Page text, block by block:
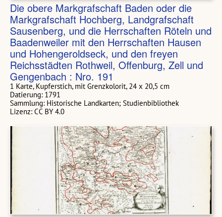
Die obere Markgrafschaft Baden oder die
Markgrafschaft Hochberg, Landgrafschaft
Sausenberg, und die Herrschaften Röteln und
Baadenweiler mit den Herrschaften Hausen
und Hohengeroldseck, und den freyen
Reichsstädten Rothweil, Offenburg, Zell und
Gengenbach : Nro. 191
1 Karte, Kupferstich, mit Grenzkolorit, 24 x 20,5 cm
Datierung: 1791
Sammlung: Historische Landkarten; Studienbibliothek
Lizenz: CC BY 4.0